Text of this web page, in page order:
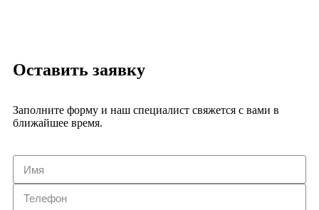
Оставить заявку
Заполните форму и наш специалист свяжется с вами в
ближайшее время.